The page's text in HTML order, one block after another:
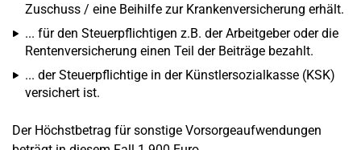
Zuschuss / eine Beihilfe zur Krankenversicherung erhält.
... für den Steuerpflichtigen z.B. der Arbeitgeber oder die
Rentenversicherung einen Teil der Beiträge bezahlt.
... der Steuerpflichtige in der Künstlersozialkasse (KSK)
versichert ist.
Der Höchstbetrag für sonstige Vorsorgeaufwendungen